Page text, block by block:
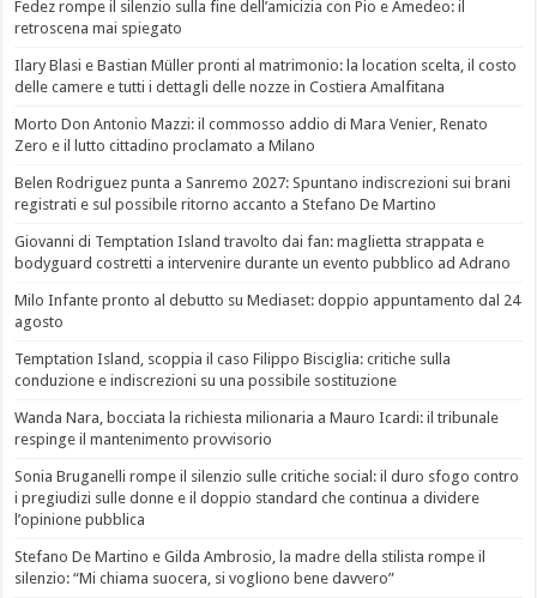
Fedez rompe il silenzio sulla fine dell’amicizia con Pio e Amedeo: il
retroscena mai spiegato
Ilary Blasi e Bastian Müller pronti al matrimonio: la location scelta, il costo
delle camere e tutti i dettagli delle nozze in Costiera Amalfitana
Morto Don Antonio Mazzi: il commosso addio di Mara Venier, Renato
Zero e il lutto cittadino proclamato a Milano
Belen Rodriguez punta a Sanremo 2027: Spuntano indiscrezioni sui brani
registrati e sul possibile ritorno accanto a Stefano De Martino
Giovanni di Temptation Island travolto dai fan: maglietta strappata e
bodyguard costretti a intervenire durante un evento pubblico ad Adrano
Milo Infante pronto al debutto su Mediaset: doppio appuntamento dal 24
agosto
Temptation Island, scoppia il caso Filippo Bisciglia: critiche sulla
conduzione e indiscrezioni su una possibile sostituzione
Wanda Nara, bocciata la richiesta milionaria a Mauro Icardi: il tribunale
respinge il mantenimento provvisorio
Sonia Bruganelli rompe il silenzio sulle critiche social: il duro sfogo contro
i pregiudizi sulle donne e il doppio standard che continua a dividere
l’opinione pubblica
Stefano De Martino e Gilda Ambrosio, la madre della stilista rompe il
silenzio: “Mi chiama suocera, si vogliono bene davvero”